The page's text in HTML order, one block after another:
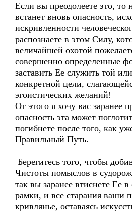
Если вы преодолеете это,
встанет вновь опасность,
искривленности
распознаете в этом Силу,
величайшей охотой
совершенно определенные
заставить Ее служить той
конкретной цели,
эгоистических желаний!
От этого я хочу вас заранее
опасность эта может
погибнете после того, как
Правильный Путь.
Берегитесь того, чтобы
Чистоты помыслов в
так вы заранее втиснете Ее
рамки, и все старания ваши
кривлянье, оставаясь